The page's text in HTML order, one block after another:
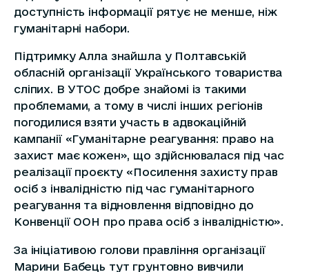
доступність інформації рятує не менше, ніж
гуманітарні набори.
Підтримку Алла знайшла у Полтавській
обласній організації Українського товариства
сліпих. В УТОС добре знайомі із такими
проблемами, а тому в числі інших регіонів
погодилися взяти участь в адвокаційній
кампанії «Гуманітарне реагування: право на
захист має кожен», що здійснювалася під час
реалізації проєкту «Посилення захисту прав
осіб з інвалідністю під час гуманітарного
реагування та відновлення відповідно до
Конвенції ООН про права осіб з інвалідністю».
За ініціативою голови правління організації
Марини Бабець тут грунтовно вивчили